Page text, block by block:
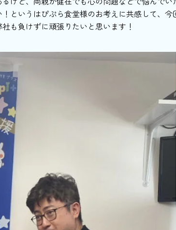
というはぴぷら食堂様のお考えに共感して、今
も負けずに頑張りたいと思います！